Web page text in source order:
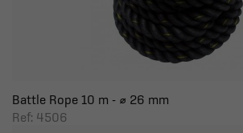
Battle Rope 10 m - ⌀ 26 mm
Ref: 4506